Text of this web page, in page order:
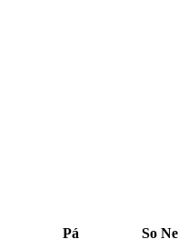
Pá So Ne